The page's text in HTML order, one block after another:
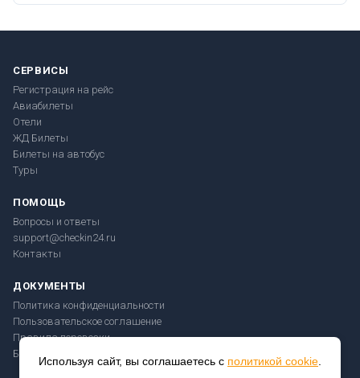
СЕРВИСЫ
Регистрация на рейс
Авиабилеты
Отели
ЖД Билеты
Билеты на автобус
Туры
ПОМОЩЬ
Вопросы и ответы
support@checkin24.ru
Контакты
ДОКУМЕНТЫ
Политика конфиденциальности
Пользовательское соглашение
Правила перевозки
Безопасность платежей
Используя сайт, вы соглашаетесь с политикой cookie